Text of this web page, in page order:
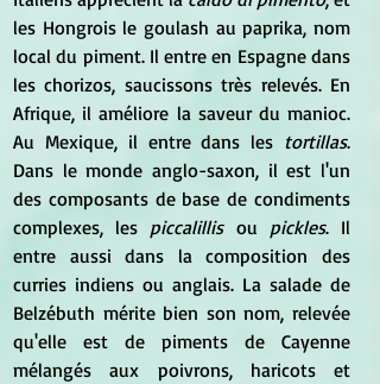
les Hongrois le goulash au paprika, nom
local du piment. Il entre en Espagne dans
les chorizos, saucissons très relevés. En
Afrique, il améliore la saveur du manioc.
Au Mexique, il entre dans les tortillas.
Dans le monde anglo-saxon, il est l'un
des composants de base de condiments
complexes, les piccalillis ou pickles. Il
entre aussi dans la composition des
curries indiens ou anglais. La salade de
Belzébuth mérite bien son nom, relevée
qu'elle est de piments de Cayenne
mélangés aux poivrons, haricots et